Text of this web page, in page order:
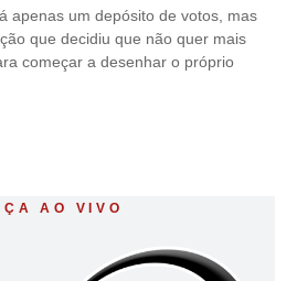
apenas um depósito de votos, mas
que decidiu que não quer mais
começar a desenhar o próprio
AO VIVO